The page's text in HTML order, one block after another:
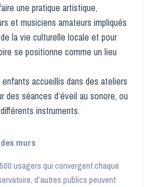
une pratique artistique,
et musiciens amateurs impliqués
de la vie culturelle locale et pour
se positionne comme un lieu
accueillis dans des ateliers
des séances d’éveil au sonore, ou
instruments.
murs
usagers qui convergent chaque
d’autres publics peuvent